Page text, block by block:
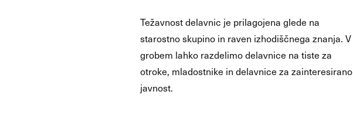
Težavnost delavnic je prilagojena glede na
starostno skupino in raven izhodiščnega znanja. V
grobem lahko razdelimo delavnice na tiste za
otroke, mladostnike in delavnice za zainteresirano
javnost.